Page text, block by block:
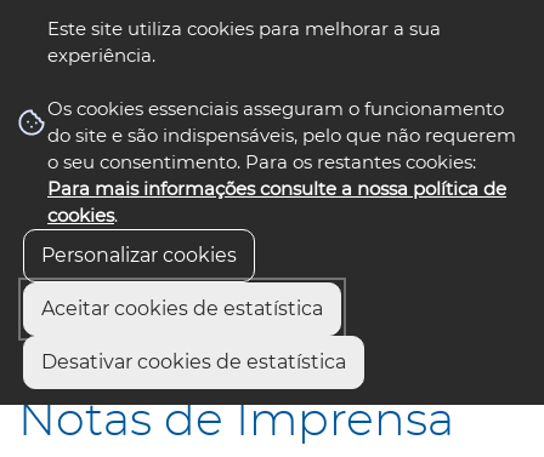
Este site utiliza cookies para melhorar a sua
experiência.
Os cookies essenciais asseguram o funcionamento
do site e são indispensáveis, pelo que não requerem
o seu consentimento. Para os restantes cookies:
Para mais informações consulte a nossa política de
cookies.
Personalizar cookies
Aceitar cookies de estatística
Desativar cookies de estatística
nos select language
Início Notas de Imprensa
Notas de Imprensa